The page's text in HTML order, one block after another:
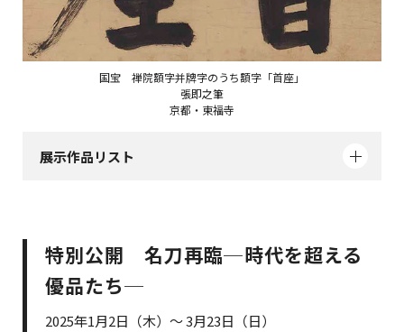
国宝 禅院額字并牌字のうち額字「首座」
張即之筆
京都・東福寺
展示作品リスト
特別公開 名刀再臨─時代を超える
優品たち─
2025年1月2日（木）～ 3月23日（日）